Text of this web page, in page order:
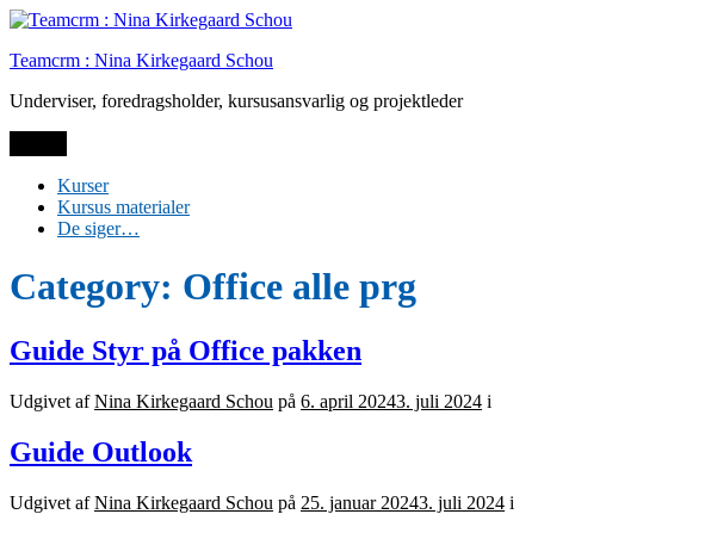
Spring
indhold
Teamcrm : Nina Kirkegaard Schou
Underviser, foredragsholder, kursusansvarlig og projektleder
Kurser
Kursus materialer
De siger…
Category: Office alle prg
Guide Styr på Office pakken
Udgivet afNina Kirkegaard Schou på 6. april 20243. juli 2024 i
Guide Outlook
Udgivet afNina Kirkegaard Schou på 25. januar 20243. juli 2024 i